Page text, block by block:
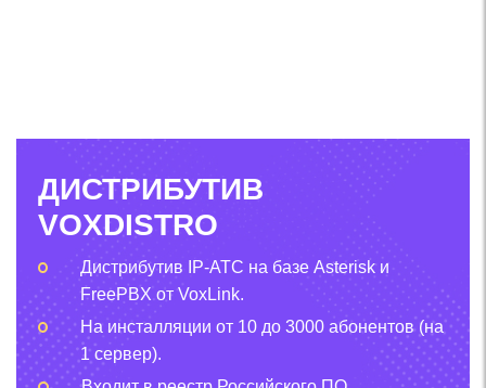
ДИСТРИБУТИВ
VOXDISTRO
Дистрибутив IP-АТС на базе Asterisk и
FreePBX от VoxLink.
На инсталляции от 10 до 3000 абонентов (на
1 сервер).